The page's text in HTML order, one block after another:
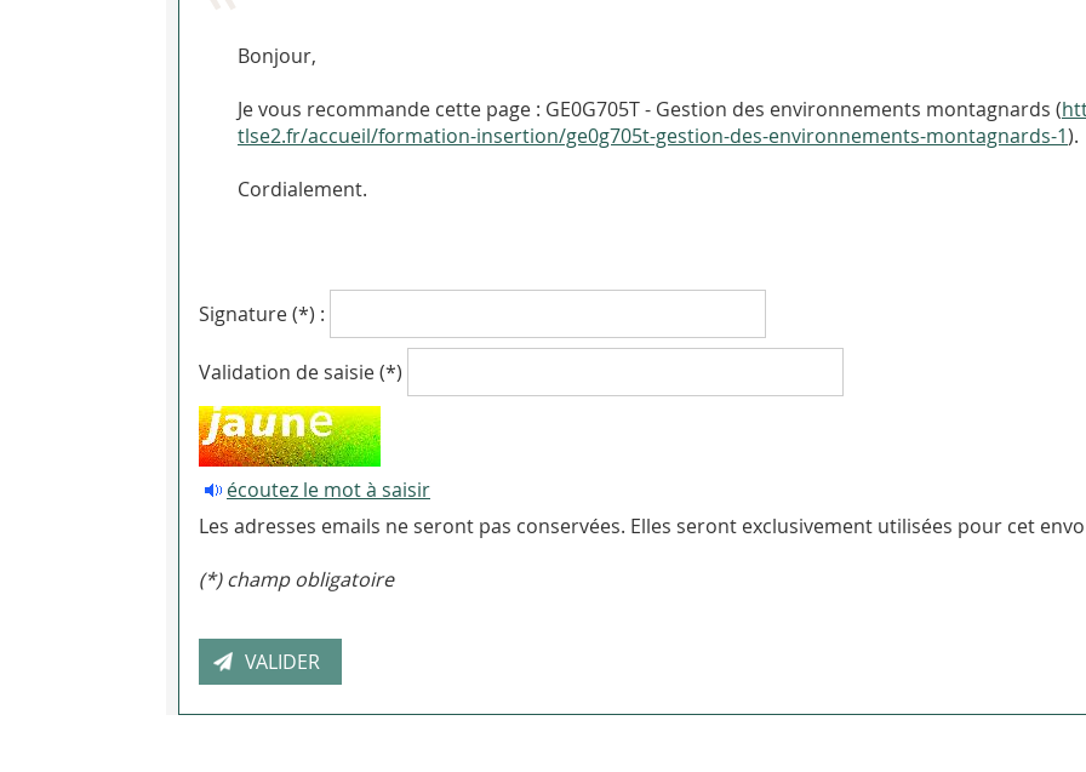
Bonjour,
Je vous recommande cette page : GE0G705T - Gestion des environnements montagnards (
tlse2.fr/accueil/formation-insertion/ge0g705t-gestion-des-environnements-montagnards-1).
Cordialement.
Signature (*) :
Validation de saisie (*)
écoutez le mot à saisir
Les adresses emails ne seront pas conservées. Elles seront exclusivement utilisées pour cet
(*) champ obligatoire